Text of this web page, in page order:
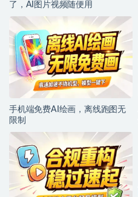
了，AI图片视频随便用
手机端免费AI绘画，离线跑图无
限制